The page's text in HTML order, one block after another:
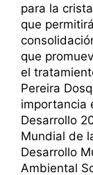
para la
que
que
el
Pereira
importancia
Desarrollo
Mundial de
Desarrollo
Ambiental